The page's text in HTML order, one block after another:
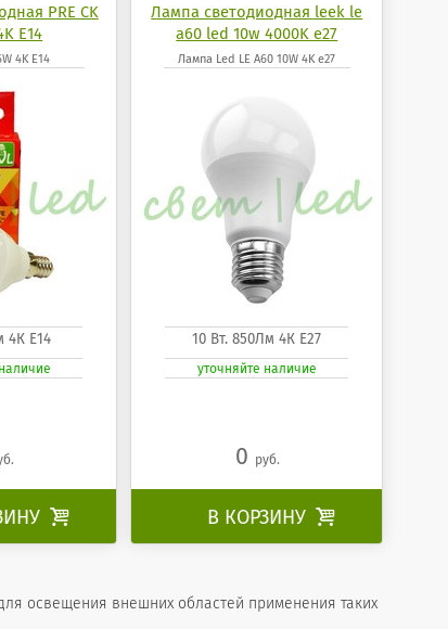
PRE CK
E14
4K E14
4К Е14

Лампа светодиодная leek le
a60 led 10w 4000K e27
Лампа Led LE A60 10W 4K e27
10 Вт. 850Лм 4К Е27
уточняйте наличие
0 руб.
В КОРЗИНУ 
освещения внешних областей применения таких